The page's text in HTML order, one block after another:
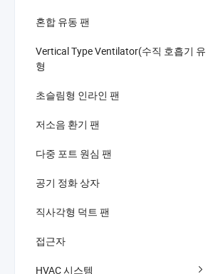
혼합 유동 팬
Vertical Type Ventilator(수직 호흡기 유
형
초슬림형 인라인 팬
저소음 환기 팬
다중 포트 원심 팬
공기 정화 상자
직사각형 덕트 팬
접근자
HVAC 시스템